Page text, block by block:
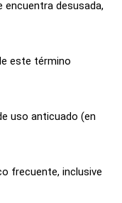
encuentra desusada,
este término
uso anticuado (en
frecuente, inclusive